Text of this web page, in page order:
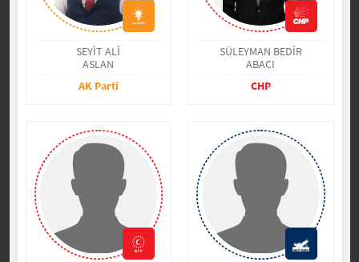
SEYİT ALİ
ASLAN
AK Parti
SÜLEYMAN BEDİR
ABACI
CHP